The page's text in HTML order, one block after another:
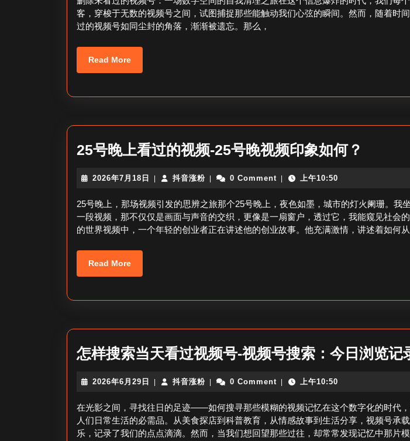
未
号-
览
视
月
18
日
粉
客，穿梭于无数的视频号之间，试图捕捉那些能触动我们心弦的瞬间。然而，随着时
过的视频号如同尘封的角落，渐渐被遗忘。那么，
Read MoreRead
More
25号晚上看过的视频-25号晚视频印象如何？
上
看
过
晚
视
频
如
何？
2026年7月18日
2026
7
月
18
日
抖音涨粉抖
涨
粉
0 Comment 上午10:50
25号晚上，那场视频引发的思辨之旅那个25号晚上，夜色如墨，城市的灯火阑珊。我
一段视频，那不仅仅是画面与声音的交织，更像是一扇窗户，透过它，我能窥见社会
的世界视频中，一个年轻的创业者正在讲述他的创业故事。他充满激情，讲述着如何
Read MoreRead
More
怎样搜索当天看过视频号-视频号搜索：今日浏览记
2026年6月29日
2026
6
月
29
日
抖音涨粉抖
涨
粉
0 Comment 上午10:50
在光影之间，寻找往日的足迹——如何搜寻那些模糊的视频记忆在这个数字化的时代
人们日常生活的必需品。从美食探店到科普教育，从情感故事到生活分享，视频号承
乐，记录了我们的点点滴滴。然而，当我们想回望那些过往，却常常发现记忆中那片模